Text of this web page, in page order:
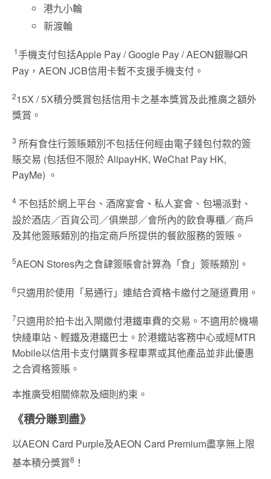
港九小輪
新渡輪
1手機支付包括Apple Pay / Google Pay / AEON銀聯QR
Pay，AEON JCB信用卡暫不支援手機支付。
215X / 5X積分獎賞包括信用卡之基本獎賞及此推廣之額外
獎賞。
3 所有食住行簽賬類別不包括任何經由電子錢包付款的簽
賬交易 (包括但不限於 AlipayHK, WeChat Pay HK,
PayMe) 。
4 不包括於網上平台、酒席宴會、私人宴會、包場派對、
設於酒店／百貨公司／俱樂部／會所內的飲食專櫃／商戶
及其他簽賬類別的指定商戶所提供的餐飲服務的簽賬。
5AEON Stores內之食肆簽賬會計算為「食」簽賬類別。
6只適用於使用「易通行」連結合資格卡繳付之隧道費用。
7只適用於拍卡出入閘繳付港鐵車費的交易。不適用於機場
快綫車站、輕鐵及港鐵巴士。於港鐵站客務中心或經MTR
Mobile以信用卡支付購買多程車票或其他產品並非此優惠
之合資格簽賬。
本推廣受相關條款及細則約束。
《積分賺到盡》
以AEON Card Purple及AEON Card Premium盡享無上限
基本積分獎賞8 ！